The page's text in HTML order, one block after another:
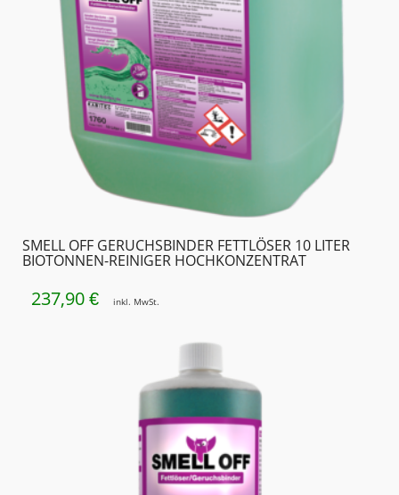
SMELL OFF GERUCHSBINDER FETTLÖSER 10 LITER
BIOTONNEN-REINIGER HOCHKONZENTRAT
237,90 € inkl. MwSt.